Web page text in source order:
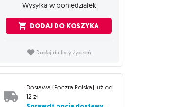
Wysyłka w poniedziałek
DODAJ DO KOSZYKA
Dodaj do listy życzeń
Dostawa (Poczta Polska) już od
12 zł.